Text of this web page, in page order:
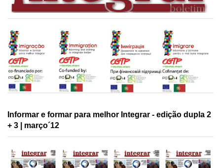
Informar e formar para melhor Integrar - edição dupla 2
+ 3 | março´12